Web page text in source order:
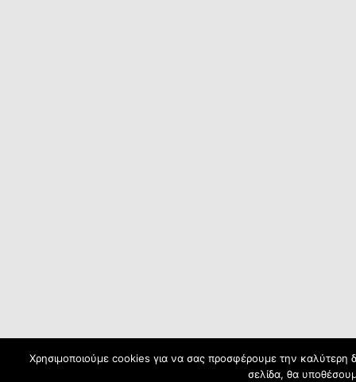
Χρησιμοποιούμε cookies για να σας προσφέρουμε την καλύτερη
σελίδα, θα